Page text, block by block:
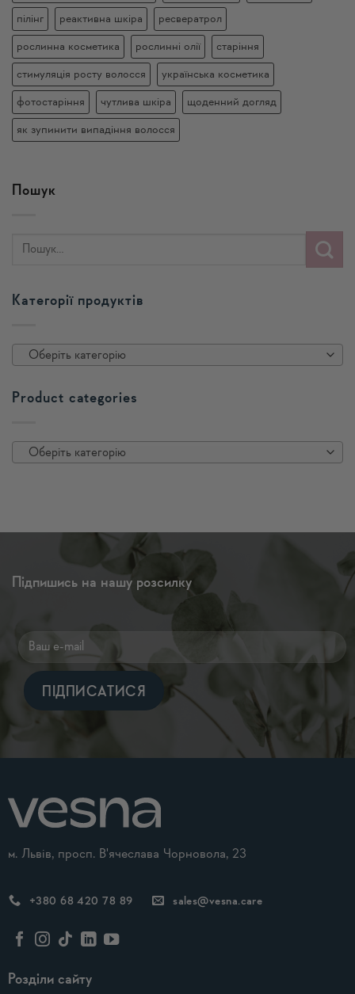
пілінг реактивна шкіра ресвератрол
рослинна косметика рослинні олії старіння
стимуляція росту волосся українська косметика
фотостаріння чутлива шкіра щоденний догляд
як зупинити випадіння волосся
Пошук
Категорії продуктів
Оберіть категорію
Product categories
Оберіть категорію
Підпишись на нашу розсилку
м. Львів, просп. В'ячеслава Чорновола, 23
+380 68 420 78 89 sales@vesna.care
Розділи сайту